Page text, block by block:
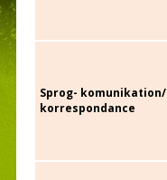
Sprog- komunikation/
korrespondance